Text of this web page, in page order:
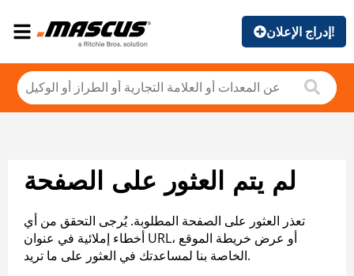
إدراج الإعلان!
لم يتم العثور على الصفحة
تعذر العثور على الصفحة المطلوبة. يُرجى التحقق من أي
أخطاء إملائية في عنوان URL، أو عرض خريطة الموقع
الخاصة بنا لمساعدتك في العثور على ما تريد.